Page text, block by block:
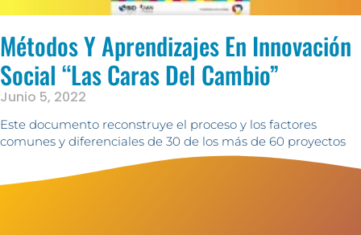
Métodos Y Aprendizajes En Innovación
Social “las Caras Del Cambio”
Junio 5, 2022
Este documento reconstruye el proceso y los factores
comunes y diferenciales de 30 de los más de 60 proyectos
realizados en el marco del convenio FOMIN – Compartamos
con Colombia (CCC) y Agencia Nacional para la Superación